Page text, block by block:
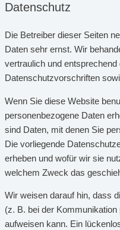
Datenschutz
Die Betreiber dieser Seiten
Daten sehr ernst. Wir
vertraulich und
Datenschutzvorschriften
Wenn Sie diese Website
personenbezogene Daten
sind Daten, mit denen Sie
Die vorliegende
erheben und wofür wir sie
welchem Zweck das
Wir weisen darauf hin, dass
(z. B. bei der
aufweisen kann. Ein